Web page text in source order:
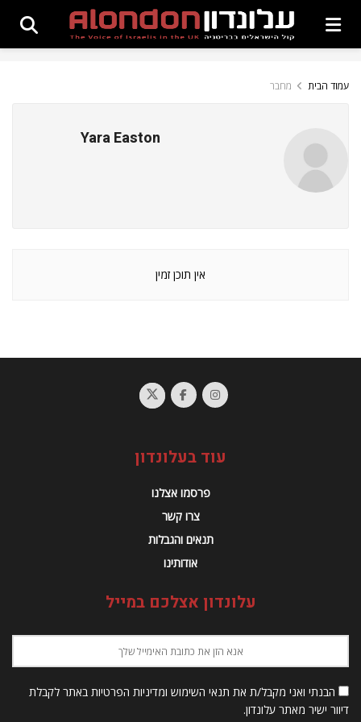
עמוד הבית מחבר
Yara Easton
אין תוכן זמין
עוד בעלונדון
פרסמו אצלנו
צרו קשר
תנאים והגבלות
אודותינו
עלונדון אצלכם במייל
הבנתי ואני מקבל/ת את תנאי השימוש ומדיניות הפרטיות באתר לקבלת
דיוור ישיר מאתר עלונדון.